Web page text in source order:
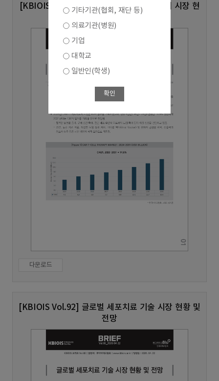
[KBIOIS Vol.93] 글로벌 CAR-T 세포치료제 시장 현
황 및 전망
다운로드
[KBIOIS Vol.92] 글로벌 세포치료 기술 시장 현황 및
전망
기타기관(협회, 재단 등)
의료기관(병원)
기업
대학교
일반인(학생)
확인